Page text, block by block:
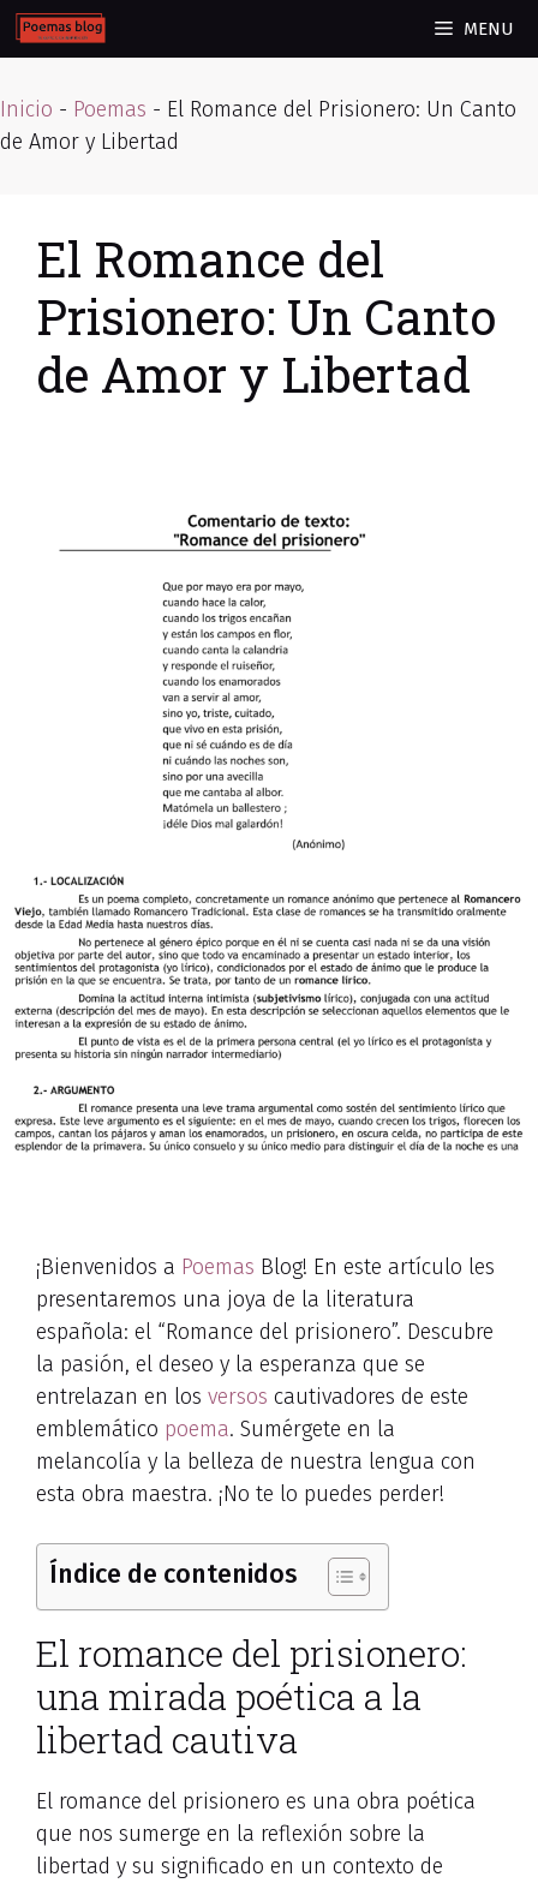
Skip
to
MENU
Inicio - Poemas - El Romance del Prisionero: Un Canto
de Amor y Libertad
El Romance del
Prisionero: Un Canto
de Amor y Libertad
¡Bienvenidos a Poemas Blog! En este artículo les
presentaremos una joya de la literatura
española: el “Romance del prisionero”. Descubre
la pasión, el deseo y la esperanza que se
entrelazan en los versos cautivadores de este
emblemático poema. Sumérgete en la
melancolía y la belleza de nuestra lengua con
esta obra maestra. ¡No te lo puedes perder!
Índice de contenidos
El romance del prisionero:
una mirada poética a la
libertad cautiva
El romance del prisionero es una obra poética
que nos sumerge en la reflexión sobre la
libertad y su significado en un contexto de